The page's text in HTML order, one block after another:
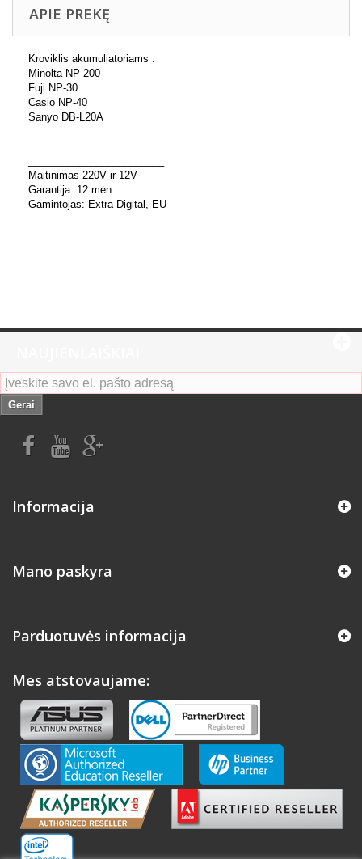
APIE PREKĘ
Kroviklis akumuliatoriams :
Minolta NP-200
Fuji NP-30
Casio NP-40
Sanyo DB-L20A
Maitinimas 220V ir 12V
Garantija: 12 mėn.
Gamintojas: Extra Digital, EU
Gerai
Informacija
Mano paskyra
Parduotuvės informacija
Mes atstovaujame: